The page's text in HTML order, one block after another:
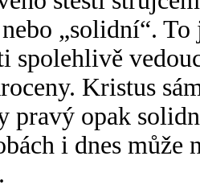
nebo „solidní“.
spolehlivě
Kristus
pravý opak
i dnes může